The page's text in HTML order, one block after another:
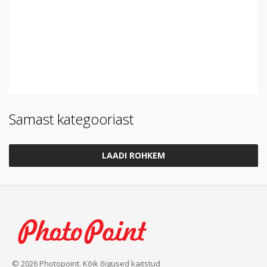
Samast kategooriast
LAADI ROHKEM
© 2026 Photopoint. Kõik õigused kaitstud